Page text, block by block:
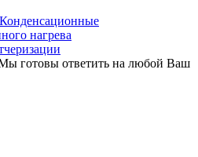
Конденсационные
нагрева
готовы ответить на любой Ваш